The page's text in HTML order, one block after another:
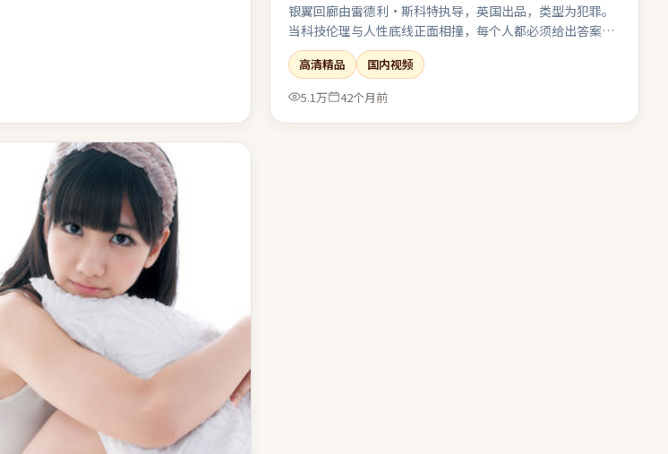
银翼回廊由雷德利·斯科特执导，英国出品，类型为犯罪。
当科技伦理与人性底线正面相撞，每个人都必须给出答案。
配乐克制，环境声与沉默段落被当作重要的“台词”来使
用。在娱乐性与表达欲之间取得了相对稳态的平衡。
高清精品
国内视频
5.1万
42个月前